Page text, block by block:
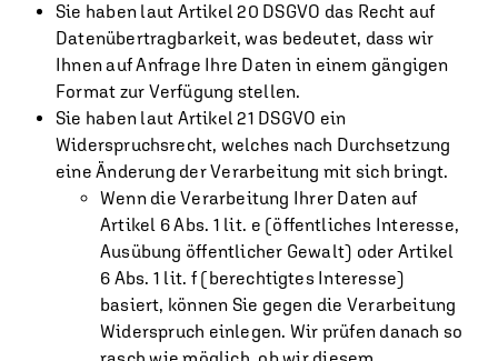
Sie haben laut Artikel 20 DSGVO das Recht auf
Datenübertragbarkeit, was bedeutet, dass wir
Ihnen auf Anfrage Ihre Daten in einem gängigen
Format zur Verfügung stellen.
Sie haben laut Artikel 21 DSGVO ein
Widerspruchsrecht, welches nach Durchsetzung
eine Änderung der Verarbeitung mit sich bringt.
Wenn die Verarbeitung Ihrer Daten auf
Artikel 6 Abs. 1 lit. e (öffentliches Interesse,
Ausübung öffentlicher Gewalt) oder Artikel
6 Abs. 1 lit. f (berechtigtes Interesse)
basiert, können Sie gegen die Verarbeitung
Widerspruch einlegen. Wir prüfen danach so